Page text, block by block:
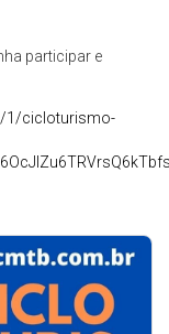
participar e
1/cicloturismo-